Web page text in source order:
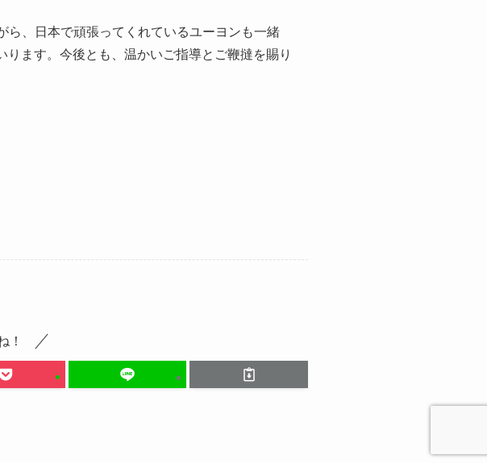
ら、日本で頑張ってくれているユーヨンも一緒
ます。今後とも、温かいご指導とご鞭撻を賜り
！